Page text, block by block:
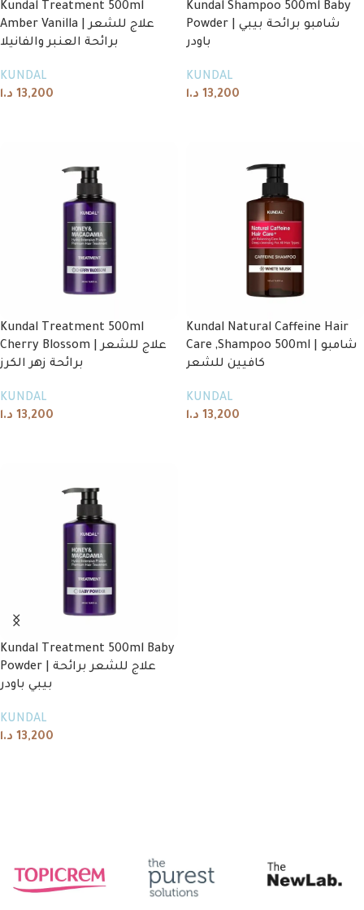
Kundal Treatment 500ml
Amber Vanilla | علاج للشعر
برائحة العنبر والفانيلا
KUNDAL
13,200 د.ا
Kundal Shampoo 500ml Baby
Powder | شامبو برائحة بيبي
باودر
KUNDAL
13,200 د.ا
Kundal Treatment 500ml
Cherry Blossom | علاج للشعر
برائحة زهر الكرز
KUNDAL
13,200 د.ا
Kundal Natural Caffeine Hair
Care ,Shampoo 500ml | شامبو
كافيين للشعر
KUNDAL
13,200 د.ا
Kundal Treatment 500ml Baby
Powder | علاج للشعر برائحة
بيبي باودر
KUNDAL
13,200 د.ا